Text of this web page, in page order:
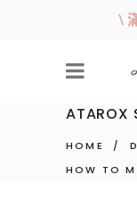
\
ATAROX
HOME /
HOW TO